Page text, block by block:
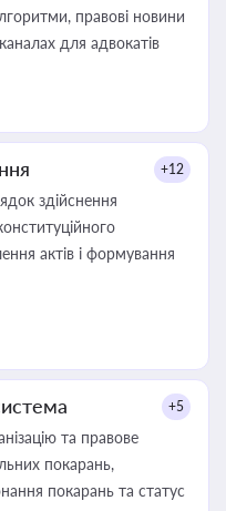
правові новини
для адвокатів
+12
здійснення
актів і формування
+5
та правове
покарань,
покарань та статус